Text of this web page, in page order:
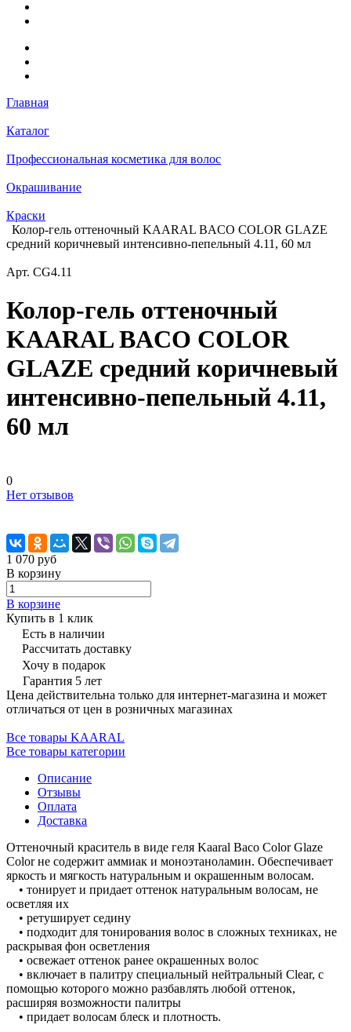
Главная
Каталог
Профессиональная косметика для волос
Окрашивание
Краски
Колор-гель оттеночный KAARAL BACO COLOR GLAZE
средний коричневый интенсивно-пепельный 4.11, 60 мл
Арт. CG4.11
Колор-гель оттеночный
KAARAL BACO COLOR
GLAZE средний коричневый
интенсивно-пепельный 4.11,
60 мл
0
Нет отзывов
1 070 руб
В корзину
В корзине
Купить в 1 клик
Есть в наличии
Рассчитать доставку
Хочу в подарок
Гарантия 5 лет
Цена действительна только для интернет-магазина и может
отличаться от цен в розничных магазинах
Все товары KAARAL
Все товары категории
Описание
Отзывы
Оплата
Доставка
Оттеночный краситель в виде геля Kaaral Baco Color Glaze
Color не содержит аммиак и моноэтаноламин. Обеспечивает
яркость и мягкость натуральным и окрашенным волосам.
• тонирует и придает оттенок натуральным волосам, не
осветляя их
• ретуширует седину
• подходит для тонирования волос в сложных техниках, не
раскрывая фон осветления
• освежает оттенок ранее окрашенных волос
• включает в палитру специальный нейтральный Clear, с
помощью которого можно разбавлять любой оттенок,
расширяя возможности палитры
• придает волосам блеск и плотность.